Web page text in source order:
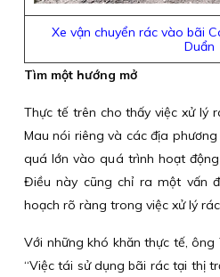
Xe vận chuyển rác vào bãi
Duẩn
Tìm một hướng mở
Thực tế trên cho thấy việc xử lý
Mau nói riêng và các địa
quá lớn vào quá trình hoạt
Điều này cũng chỉ ra một vấn
hoạch rõ ràng trong việc xử lý
Với những khó khăn thực tế, ông
“Việc tái sử dụng bãi rác tại thị